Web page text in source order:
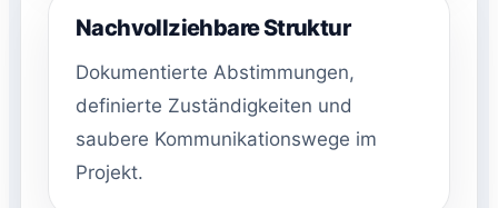
Nachvollziehbare Struktur
Dokumentierte Abstimmungen,
definierte Zuständigkeiten und
saubere Kommunikationswege im
Projekt.